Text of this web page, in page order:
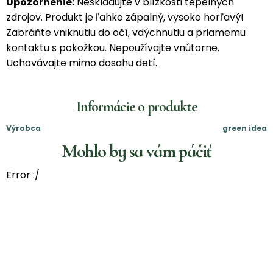
zdrojov. Produkt je ľahko zápalný, vysoko horľavý!
Zabráňte vniknutiu do očí, vdýchnutiu a priamemu
kontaktu s pokožkou. Nepoužívajte vnútorne.
Uchovávajte mimo dosahu detí.
Informácie o produkte
Výrobca green idea
Mohlo by sa vám páčiť
Error :/